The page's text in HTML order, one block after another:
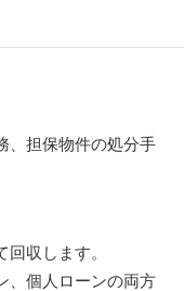
、担保物件の処分手
収します。
、個人ローンの両方